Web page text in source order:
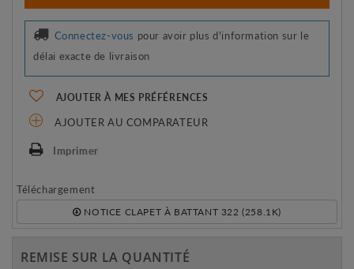
Connectez-vous pour avoir plus d'information sur le
délai exacte de livraison
AJOUTER À MES PRÉFÉRENCES
AJOUTER AU COMPARATEUR
Imprimer
Téléchargement
NOTICE CLAPET À BATTANT 322 (258.1K)
REMISE SUR LA QUANTITÉ